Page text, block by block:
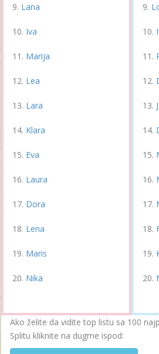
Lana
Iva
Marija
Lea
Lara
Klara
Eva
Laura
Dora
Lena
Maris
Nika
Ako želite da vidite top listu sa 100
Splitu kliknite na dugme ispod: